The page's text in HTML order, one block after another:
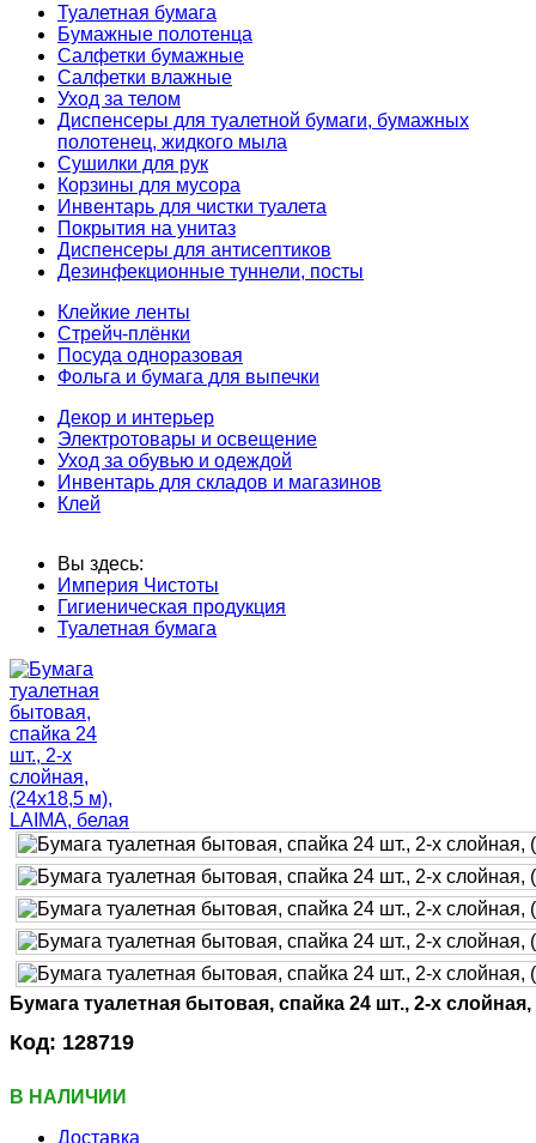
Туалетная бумага
Бумажные полотенца
Салфетки бумажные
Салфетки влажные
Уход за телом
Диспенсеры для туалетной бумаги, бумажных
полотенец, жидкого мыла
Сушилки для рук
Корзины для мусора
Инвентарь для чистки туалета
Покрытия на унитаз
Диспенсеры для антисептиков
Дезинфекционные туннели, посты
Клейкие ленты
Стрейч-плёнки
Посуда одноразовая
Фольга и бумага для выпечки
Декор и интерьер
Электротовары и освещение
Уход за обувью и одеждой
Инвентарь для складов и магазинов
Клей
Вы здесь:
Империя Чистоты
Гигиеническая продукция
Туалетная бумага
Бумага туалетная бытовая, спайка 24 шт., 2-х
Код: 128719
В НАЛИЧИИ
Доставка